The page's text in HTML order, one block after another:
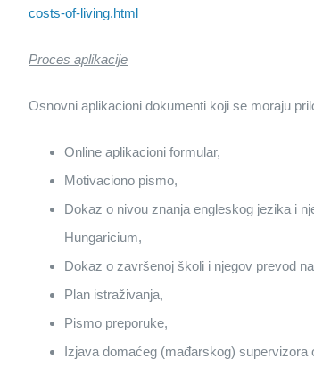
costs-of-living.html
Proces aplikacije
Osnovni aplikacioni dokumenti koji se moraju
Online aplikacioni formular,
Motivaciono pismo,
Dokaz o nivou znanja engleskog jezika i
Hungaricium,
Dokaz o završenoj školi i njegov prevod
Plan istraživanja,
Pismo preporuke,
Izjava domaćeg (mađarskog) supervizora